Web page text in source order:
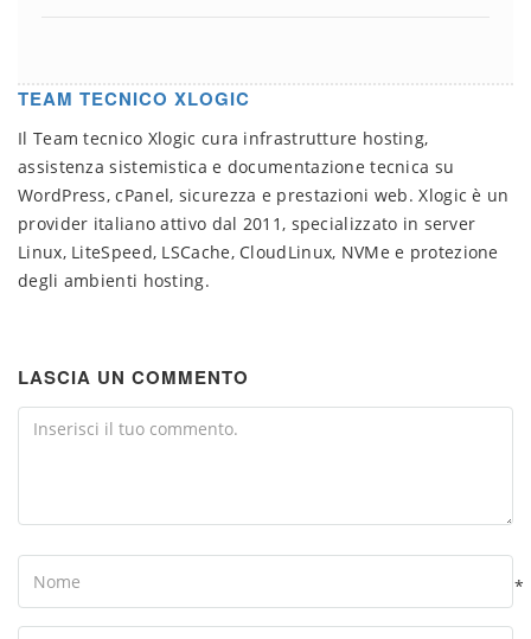
TEAM TECNICO XLOGIC
Il Team tecnico Xlogic cura infrastrutture hosting,
assistenza sistemistica e documentazione tecnica su
WordPress, cPanel, sicurezza e prestazioni web. Xlogic è un
provider italiano attivo dal 2011, specializzato in server
Linux, LiteSpeed, LSCache, CloudLinux, NVMe e protezione
degli ambienti hosting.
LASCIA UN COMMENTO
Comment
*
Your